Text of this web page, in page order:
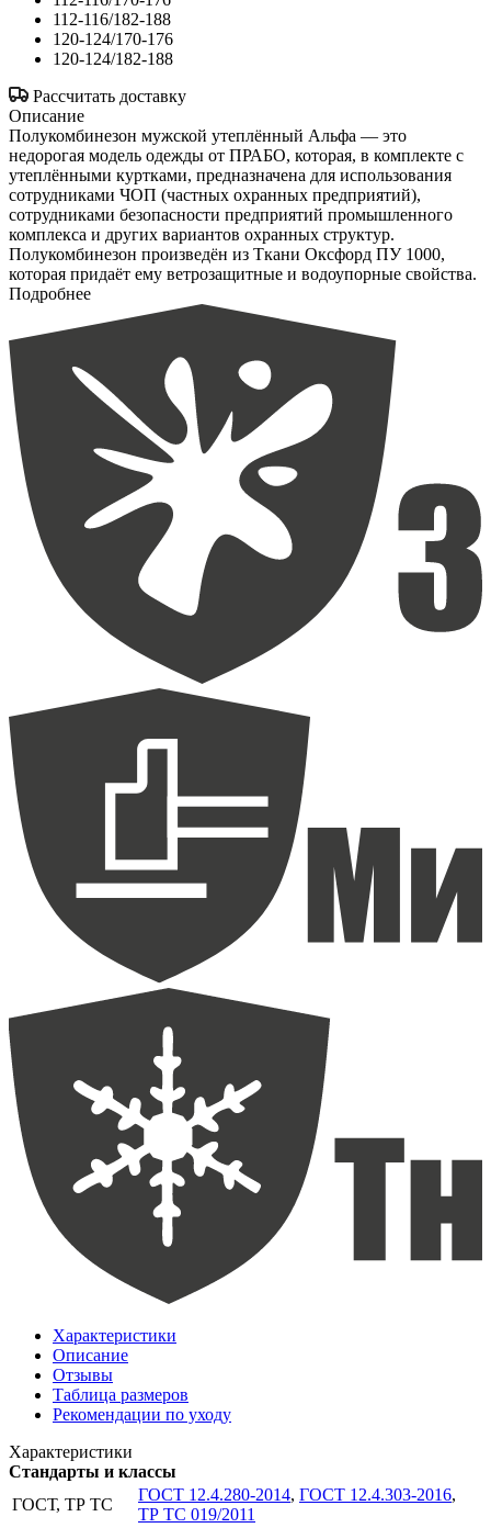
112-116/182-188
120-124/170-176
120-124/182-188
Рассчитать доставку
Описание
Полукомбинезон мужской утеплённый Альфа — это
недорогая модель одежды от ПРАБО, которая, в комплекте с
утеплёнными куртками, предназначена для использования
сотрудниками ЧОП (частных охранных предприятий),
сотрудниками безопасности предприятий промышленного
комплекса и других вариантов охранных структур.
Полукомбинезон произведён из Ткани Оксфорд ПУ 1000,
которая придаёт ему ветрозащитные и водоупорные свойства.
Подробнее
Характеристики
Описание
Отзывы
Таблица размеров
Рекомендации по уходу
Характеристики
Стандарты и классы
ГОСТ, ТР ТС
ГОСТ 12.4.280-2014, ГОСТ 12.4.303-2016,
ТР ТС 019/2011